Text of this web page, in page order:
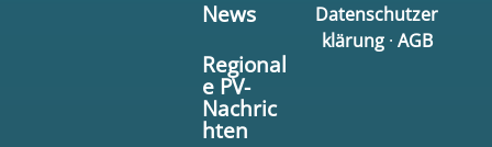
News
Regional
e PV-
Nachric
hten
Datenschutzer
klärung· AGB